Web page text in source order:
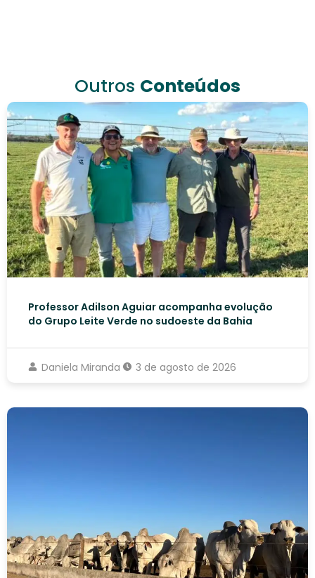
Outros Conteúdos
Professor Adilson Aguiar acompanha evolução
do Grupo Leite Verde no sudoeste da Bahia
Daniela Miranda 3 de agosto de 2026